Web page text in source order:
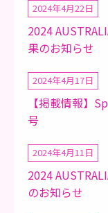
2024年4月22日
2024
果のお知らせ
2024年4月17日
【掲載情報】
号
2024年4月11日
2024
のお知らせ